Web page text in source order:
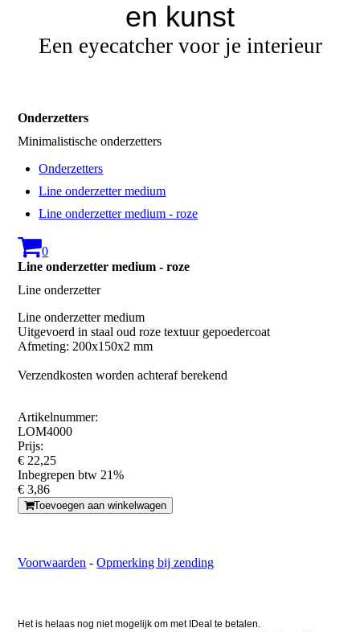
en kunst
Een eyecatcher voor je interieur
Onderzetters
Minimalistische onderzetters
Onderzetters
Line onderzetter medium
Line onderzetter medium - roze
0
Line onderzetter medium - roze
Line onderzetter
Line onderzetter medium
Uitgevoerd in staal oud roze textuur gepoedercoat
Afmeting: 200x150x2 mm
Verzendkosten worden achteraf berekend
Artikelnummer:
LOM4000
Prijs:
€ 22,25
Inbegrepen btw 21%
€ 3,86
Toevoegen aan winkelwagen
Voorwaarden -Opmerking bij zending
Het is helaas nog niet mogelijk om met IDeal te betalen.